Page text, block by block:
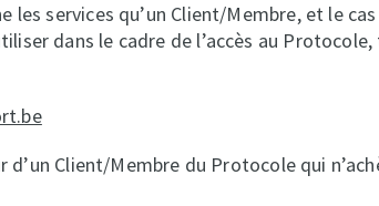
les services qu’un Client/Membre, et le
dans le cadre de l’accès au
d’un Client/Membre du Protocole qui